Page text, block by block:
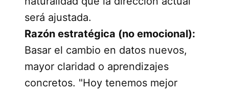
será ajustada.
Razón estratégica (no emocional):
Basar el cambio en datos nuevos,
mayor claridad o aprendizajes
concretos. "Hoy tenemos mejor